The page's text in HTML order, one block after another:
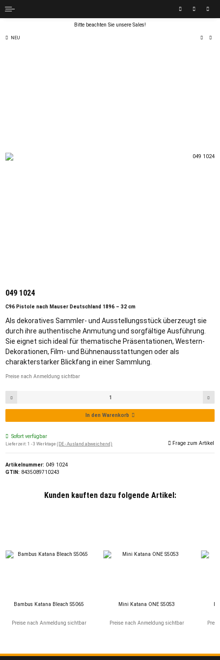
Bitte beachten Sie unsere Sales!
NEU
049 1024
C96 Pistole nach Mauser Deutschland 1896 – 32 cm
Als dekoratives Sammler- und Ausstellungsstück überzeugt sie
durch ihre authentische Anmutung und sorgfältige Ausführung.
Sie eignet sich ideal für thematische Präsentationen, Western-
Dekorationen, Film- und Bühnenausstattungen oder als
charakterstarker Blickfang in einer Sammlung.
Preise nach Anmeldung sichtbar
In den Warenkorb
Sofort verfügbar
Lieferzeit: 1 - 3 Werktage (DE - Ausland abweichend) Frage zum Artikel
Artikelnummer: 049 1024
GTIN: 8435089710243
Kunden kauften dazu folgende Artikel:
Bambus Katana Bleach S5065
Preise nach Anmeldung sichtbar
Mini Katana ONE S5053
Preise nach Anmeldung sichtbar